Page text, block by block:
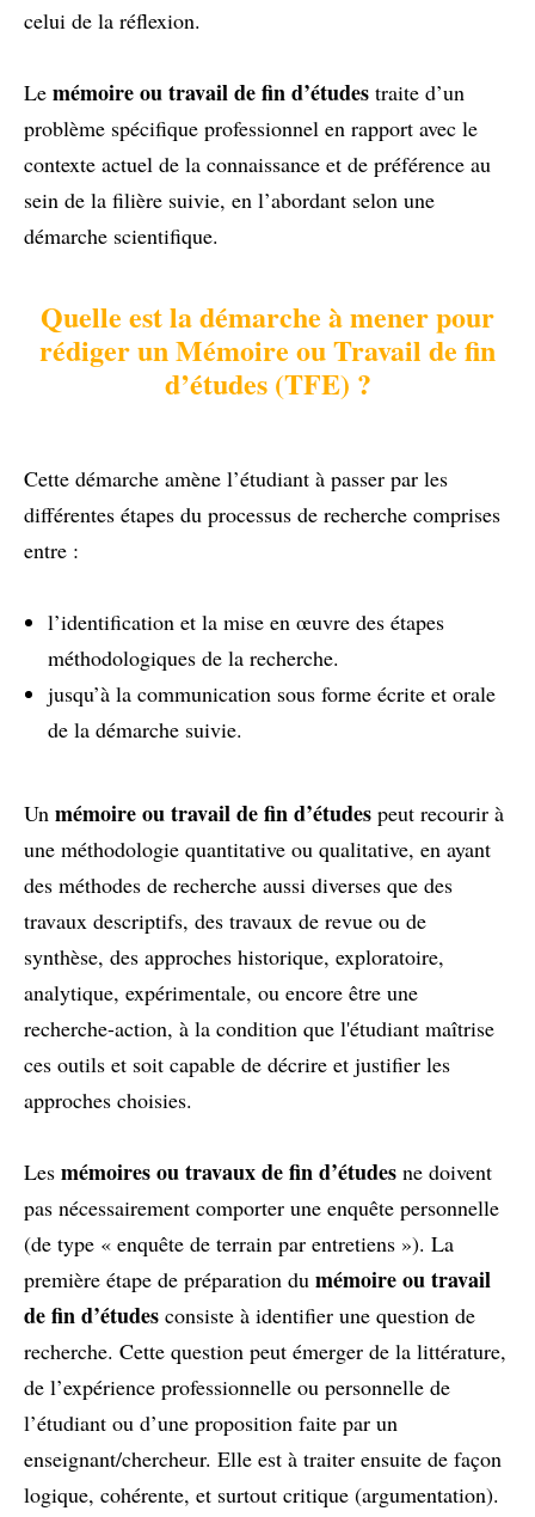
celui de la réflexion.
Le mémoire ou travail de fin d’études traite d’un
problème spécifique professionnel en rapport avec le
contexte actuel de la connaissance et de préférence au
sein de la filière suivie, en l’abordant selon une
démarche scientifique.
Quelle est la démarche à mener pour
rédiger un Mémoire ou Travail de fin
d’études (TFE) ?
Cette démarche amène l’étudiant à passer par les
différentes étapes du processus de recherche comprises
entre :
l’identification et la mise en œuvre des étapes
méthodologiques de la recherche.
jusqu’à la communication sous forme écrite et orale
de la démarche suivie.
Un mémoire ou travail de fin d’études peut recourir à
une méthodologie quantitative ou qualitative, en ayant
des méthodes de recherche aussi diverses que des
travaux descriptifs, des travaux de revue ou de
synthèse, des approches historique, exploratoire,
analytique, expérimentale, ou encore être une
recherche-action, à la condition que l'étudiant maîtrise
ces outils et soit capable de décrire et justifier les
approches choisies.
Les mémoires ou travaux de fin d’études ne doivent
pas nécessairement comporter une enquête personnelle
(de type « enquête de terrain par entretiens »). La
première étape de préparation du mémoire ou travail
de fin d’études consiste à identifier une question de
recherche. Cette question peut émerger de la littérature,
de l’expérience professionnelle ou personnelle de
l’étudiant ou d’une proposition faite par un
enseignant/chercheur. Elle est à traiter ensuite de façon
logique, cohérente, et surtout critique (argumentation).